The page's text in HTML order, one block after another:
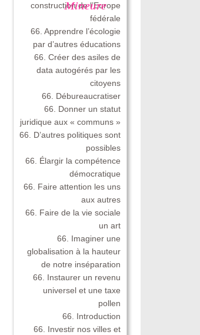
Mineure
construction de l’Europe
fédérale
66. Apprendre l’écologie
par d’autres éducations
66. Créer des asiles de
data autogérés par les
citoyens
66. Débureaucratiser
66. Donner un statut
juridique aux « communs »
66. D’autres politiques sont
possibles
66. Élargir la compétence
démocratique
66. Faire attention les uns
aux autres
66. Faire de la vie sociale
un art
66. Imaginer une
globalisation à la hauteur
de notre inséparation
66. Instaurer un revenu
universel et une taxe
pollen
66. Introduction
66. Investir nos villes et